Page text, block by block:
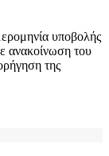
υποβολής
ανακοίνωση του
της